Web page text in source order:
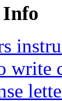
write